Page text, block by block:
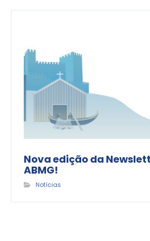
Nova edição da
ABMG!
Notícias